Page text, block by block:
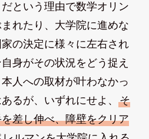
という理由で数学オリン
れたり、大学院に進めな
の決定に様々に左右され
身がその状況をどう捉え
人への取材が叶わなかっ
るが、いずれにせよ、 そ
差し伸べ、障壁をクリア